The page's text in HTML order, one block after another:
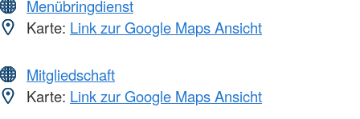
Menübringdienst
Karte: Link zur Google Maps Ansicht
Mitgliedschaft
Karte: Link zur Google Maps Ansicht